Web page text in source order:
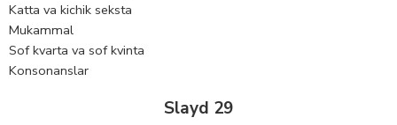
Katta va kichik seksta
Mukammal
Sof kvarta va sof kvinta
Konsonanslar
Slayd 29